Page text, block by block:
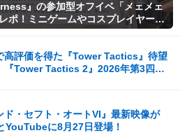
』の参加型オフイベ「メェメェ
ポ！ミニゲームやコスプレイヤー撮
高評価を得た『Tower Tactics』待望
『Tower Tactics 2』2026年第3四半
ド・セフト・オートVI』最新映像が
YouTubeに8月27日登場！